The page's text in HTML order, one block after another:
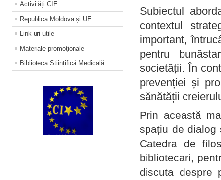
Activități CIE
Republica Moldova și UE
Link-uri utile
Materiale promoţionale
Biblioteca Științifică Medicală
Subiectul
contextul
important,
pentru
societății. În
prevenției și
sănătății
Prin această
spațiu de dialog
Catedra de
bibliotecari,
discuta despre